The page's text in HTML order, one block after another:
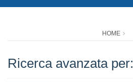
HOME
Ricerca avanzata per: